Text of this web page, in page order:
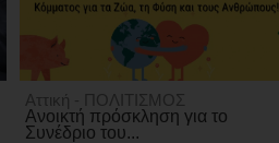
Αττική - ΠΟΛΙΤΙΣΜΟΣ
Ανοικτή πρόσκληση για το
Συνέδριο του...